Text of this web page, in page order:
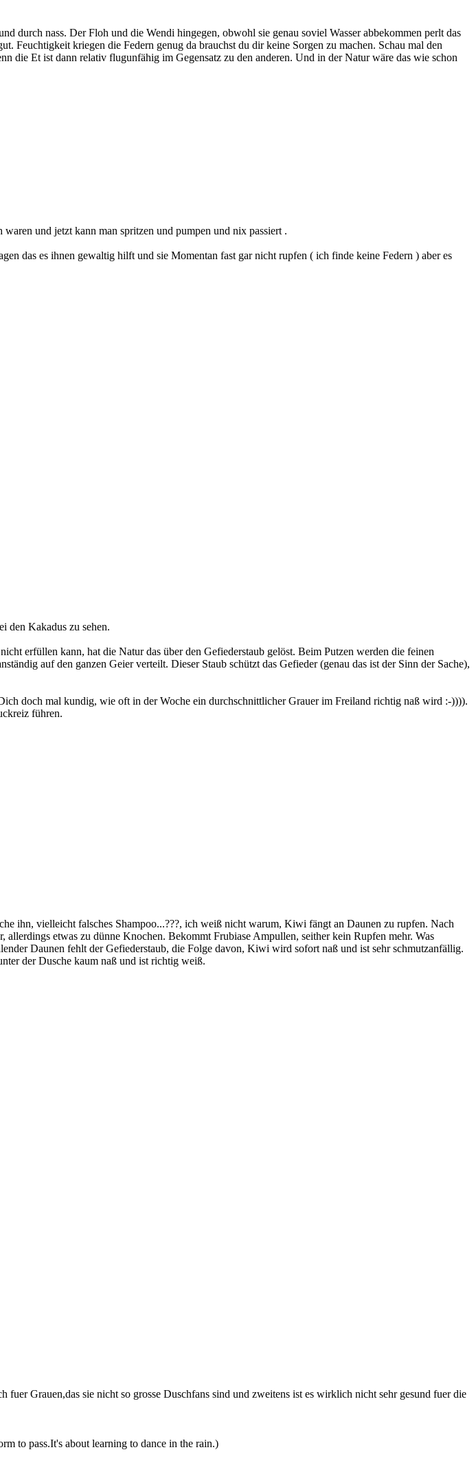
durch nass. Der Floh und die Wendi hingegen, obwohl sie genau soviel Wasser abbekommen perlt das
Feuchtigkeit kriegen die Federn genug da brauchst du dir keine Sorgen zu machen. Schau mal den
die Et ist dann relativ flugunfähig im Gegensatz zu den anderen. Und in der Natur wäre das wie schon
und jetzt kann man spritzen und pumpen und nix passiert .
das es ihnen gewaltig hilft und sie Momentan fast gar nicht rupfen ( ich finde keine Federn ) aber es
den Kakadus zu sehen.
erfüllen kann, hat die Natur das über den Gefiederstaub gelöst. Beim Putzen werden die feinen
auf den ganzen Geier verteilt. Dieser Staub schützt das Gefieder (genau das ist der Sinn der Sache),
doch mal kundig, wie oft in der Woche ein durchschnittlicher Grauer im Freiland richtig naß wird :-)))).
führen.
ihn, vielleicht falsches Shampoo...???, ich weiß nicht warum, Kiwi fängt an Daunen zu rupfen. Nach
etwas zu dünne Knochen. Bekommt Frubiase Ampullen, seither kein Rupfen mehr. Was
Daunen fehlt der Gefiederstaub, die Folge davon, Kiwi wird sofort naß und ist sehr schmutzanfällig.
der Dusche kaum naß und ist richtig weiß.
Grauen,das sie nicht so grosse Duschfans sind und zweitens ist es wirklich nicht sehr gesund fuer die
to pass.It's about learning to dance in the rain.)